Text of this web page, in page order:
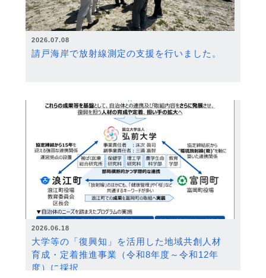
2026.07.08
請戸海岸で放射線測定の支援を行いました。
2026.06.18
大学等の「復興知」を活用した地域共創人材
育成・定着推進事業（令和8年度～令和12年
度）に採択